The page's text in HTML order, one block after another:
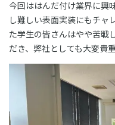
今回ははんだ付け業界に興
し難しい表面実装にもチャ
た学生の皆さんはやや苦戦
だき、弊社としても大変貴